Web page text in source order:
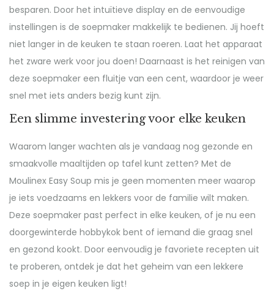
besparen. Door het intuïtieve display en de eenvoudige
instellingen is de soepmaker makkelijk te bedienen. Jij hoeft
niet langer in de keuken te staan roeren. Laat het apparaat
het zware werk voor jou doen! Daarnaast is het reinigen van
deze soepmaker een fluitje van een cent, waardoor je weer
snel met iets anders bezig kunt zijn.
Een slimme investering voor elke keuken
Waarom langer wachten als je vandaag nog gezonde en
smaakvolle maaltijden op tafel kunt zetten? Met de
Moulinex Easy Soup mis je geen momenten meer waarop
je iets voedzaams en lekkers voor de familie wilt maken.
Deze soepmaker past perfect in elke keuken, of je nu een
doorgewinterde hobbykok bent of iemand die graag snel
en gezond kookt. Door eenvoudig je favoriete recepten uit
te proberen, ontdek je dat het geheim van een lekkere
soep in je eigen keuken ligt!